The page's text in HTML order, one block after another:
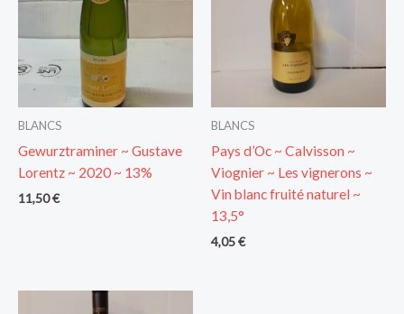
BLANCS
Gewurztraminer ~ Gustave
Lorentz ~ 2020 ~ 13%
11,50€
BLANCS
Pays d’Oc ~ Calvisson ~
Viognier ~ Les vignerons ~
Vin blanc fruité naturel ~
13,5°
4,05€